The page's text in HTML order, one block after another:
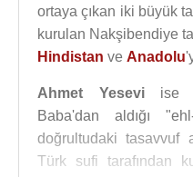
ortaya çıkan iki büyük
kurulan Nakşibendiye
Hindistan ve Anadolu
Ahmet Yeseviise
Baba'dan aldığı
doğrultudaki tasavvuf
Türk sufi tarafından